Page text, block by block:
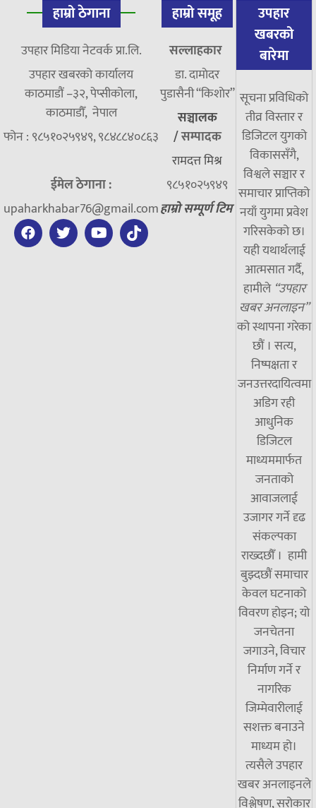
हाम्रो ठेगाना
उपहार मिडिया नेटवर्क प्रा.लि.
उपहार खबरको कार्यालय
काठमाडौं –३२, पेप्सीकोला,
काठमाडौँ, नेपाल
फोन : ९८५१०२५९४९, ९८४८८४०८६३
ईमेल ठेगाना :
upaharkhabar76@gmail.com
हाम्रो समूह
सल्लाहकार
डा. दामाेदर
पुडासैनी “किशाेर”
सञ्चालक
/सम्पादक
रामदत्त मिश्र
९८५१०२५९४९
हाम्रो सम्पूर्ण टिम
उपहार
खबरको
बारेमा
सूचना प्रविधिको
तीव्र विस्तार र
डिजिटल युगको
विकाससँगै,
विश्वले सञ्चार र
समाचार प्राप्तिको
नयाँ युगमा प्रवेश
गरिसकेको छ।
यही यथार्थलाई
आत्मसात गर्दै,
हामीले “उपहार
खबर अनलाइन”
को स्थापना गरेका
छौं । सत्य,
निष्पक्षता र
जनउत्तरदायित्वमा
अडिग रही
आधुनिक
डिजिटल
माध्यममार्फत
जनताको
आवाजलाई
उजागर गर्ने दृढ
संकल्पका
राख्दछौँ । हामी
बुझ्दछौं समाचार
केवल घटनाको
विवरण होइन; यो
जनचेतना
जगाउने, विचार
निर्माण गर्ने र
नागरिक
जिम्मेवारीलाई
सशक्त बनाउने
माध्यम हो।
त्यसैले उपहार
खबर अनलाइनले
विश्लेषण, सरोकार